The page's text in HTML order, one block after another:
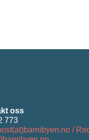
oss
773
/